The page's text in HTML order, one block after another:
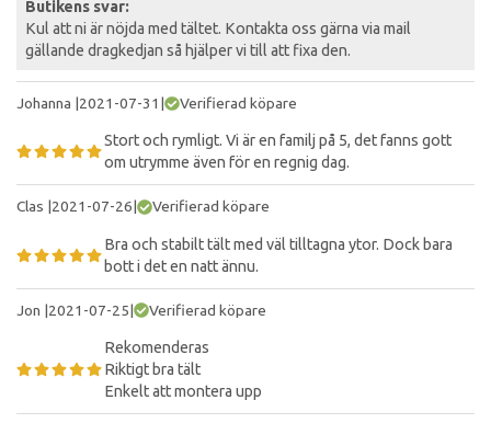
Butikens svar:
Kul att ni är nöjda med tältet. Kontakta oss gärna via mail
gällande dragkedjan så hjälper vi till att fixa den.
Johanna |2021-07-31 | Verifierad köpare
Stort och rymligt. Vi är en familj på 5, det fanns gott
om utrymme även för en regnig dag.
Clas |2021-07-26| Verifierad köpare
Bra och stabilt tält med väl tilltagna ytor. Dock bara
bott i det en natt ännu.
Jon |2021-07-25| Verifierad köpare
Rekomenderas
Riktigt bra tält
Enkelt att montera upp